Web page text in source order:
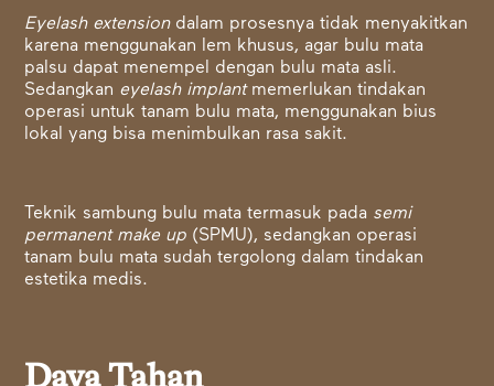
Eyelash extensiondalam prosesnya tidak menyakitkan
karena menggunakan lem khusus, agar bulu mata
palsu dapat menempel dengan bulu mata asli.
Sedangkan eyelash implantmemerlukan tindakan
operasi untuk tanam bulu mata, menggunakan bius
lokal yang bisa menimbulkan rasa sakit.
Teknik sambung bulu mata termasuk pada semi
permanent make up (SPMU), sedangkan operasi
tanam bulu mata sudah tergolong dalam tindakan
estetika medis.
Daya Tahan